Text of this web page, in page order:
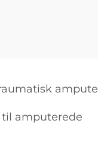
amputerede